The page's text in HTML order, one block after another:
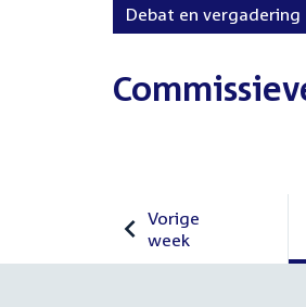
Debat en vergadering
Vorige
week
Vorige